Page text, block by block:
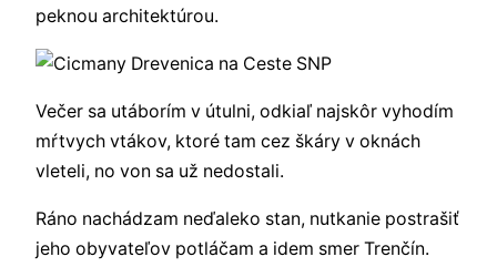
peknou architektúrou.
Večer sa utáborím v útulni, odkiaľ najskôr vyhodím
mŕtvych vtákov, ktoré tam cez škáry v oknách
vleteli, no von sa už nedostali.
Ráno nachádzam neďaleko stan, nutkanie postrašiť
jeho obyvateľov potláčam a idem smer Trenčín.